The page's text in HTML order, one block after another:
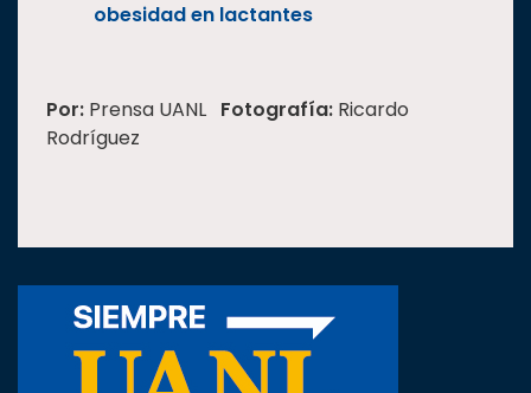
obesidad en lactantes
Por: Prensa UANL Fotografía: Ricardo
Rodríguez